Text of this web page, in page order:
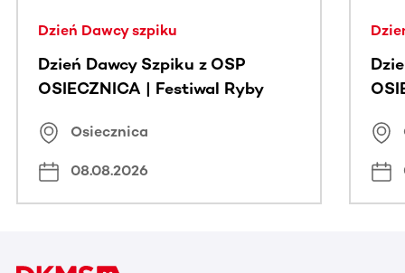
Dzień Dawcy szpiku
Dzień Dawcy Szpiku z OSP
OSIECZNICA | Festiwal Ryby
Osiecznica
08.08.2026